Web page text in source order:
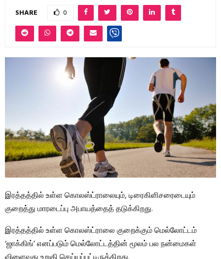
SHARE 0
இரத்தத்தில் உள்ள கொலஸ்ட்ராலையும், டிரைகிளிசரைடையும்
குறைத்து மாரடைப்பு அபாயத்தைத் தடுக்கிறது.
இரத்தத்தில் உள்ள கொலஸ்ட்ராலை குறைக்கும் மெல்லோட்டம்
‘ஜாக்கிங்’ எனப்படும் மெல்லோட்டத்தின் மூலம் பல நன்மைகள்